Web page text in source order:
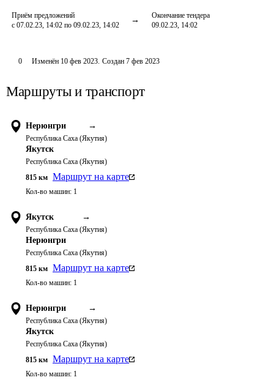
Приём предложений
с 07.02.23, 14:02 по 09.02.23, 14:02
Окончание тендера
09.02.23, 14:02
0 Изменён 10 фев 2023. Создан 7 фев 2023
Маршруты и транспорт
Нерюнгри →
Республика Саха (Якутия)
Якутск
Республика Саха (Якутия)
815 км Маршрут на карте
Кол-во машин: 1
Якутск →
Республика Саха (Якутия)
Нерюнгри
Республика Саха (Якутия)
815 км Маршрут на карте
Кол-во машин: 1
Нерюнгри →
Республика Саха (Якутия)
Якутск
Республика Саха (Якутия)
815 км Маршрут на карте
Кол-во машин: 1